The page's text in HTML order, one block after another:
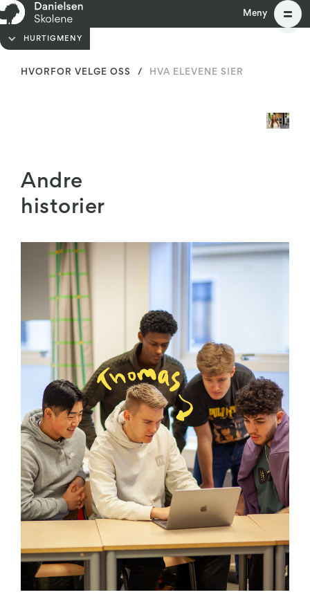
Meny
HURTIGMENY
Meny
HVORFOR VELGE OSS / HVA ELEVENE SIER
Andre
historier